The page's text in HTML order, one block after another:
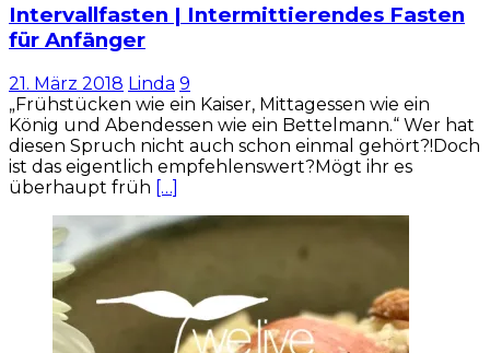
Intervallfasten | Intermittierendes Fasten
für Anfänger
21. März 2018 Linda 9
„Frühstücken wie ein Kaiser, Mittagessen wie ein
König und Abendessen wie ein Bettelmann.“ Wer hat
diesen Spruch nicht auch schon einmal gehört?!Doch
ist das eigentlich empfehlenswert?Mögt ihr es
überhaupt früh […]